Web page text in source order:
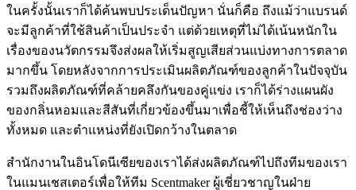
ในครั้งนั้นเราก็ได้ค้นพบประเด็นปัญหา นั่นก็คือ ถึงแม้ว่าแบรนด์
จะมีลูกค้าที่ใช้สินค้าเป็นประจำ แต่ด้วยเหตุที่ไม่ได้เน้นหนักใน
เรื่องของนวัตกรรมจึงส่งผลให้เริ่มสูญเสียส่วนแบ่งทางการตลาด
มากขึ้น โดยหลังจากการประเมินผลิตภัณฑ์ของลูกค้าในปัจจุบัน
รวมถึงผลิตภัณฑ์ที่คล้ายคลึงกันของคู่แข่ง เราก็ได้ร่างแผนผัง
ของกลิ่นหอมและสีสันที่เกี่ยวข้องขึ้นมาเพื่อชี้ให้เห็นถึงช่องว่าง
ทั้งหมด และตำแหน่งที่ยังเปิดกว้างในตลาด
สำนักงานในอินโดนีเซียของเราได้ส่งผลิตภัณฑ์ไปถึงทีมของเรา
ในแมนเชสเตอร์เพื่อให้ทีม Scentmaker ผู้เชี่ยวชาญในฝ่าย